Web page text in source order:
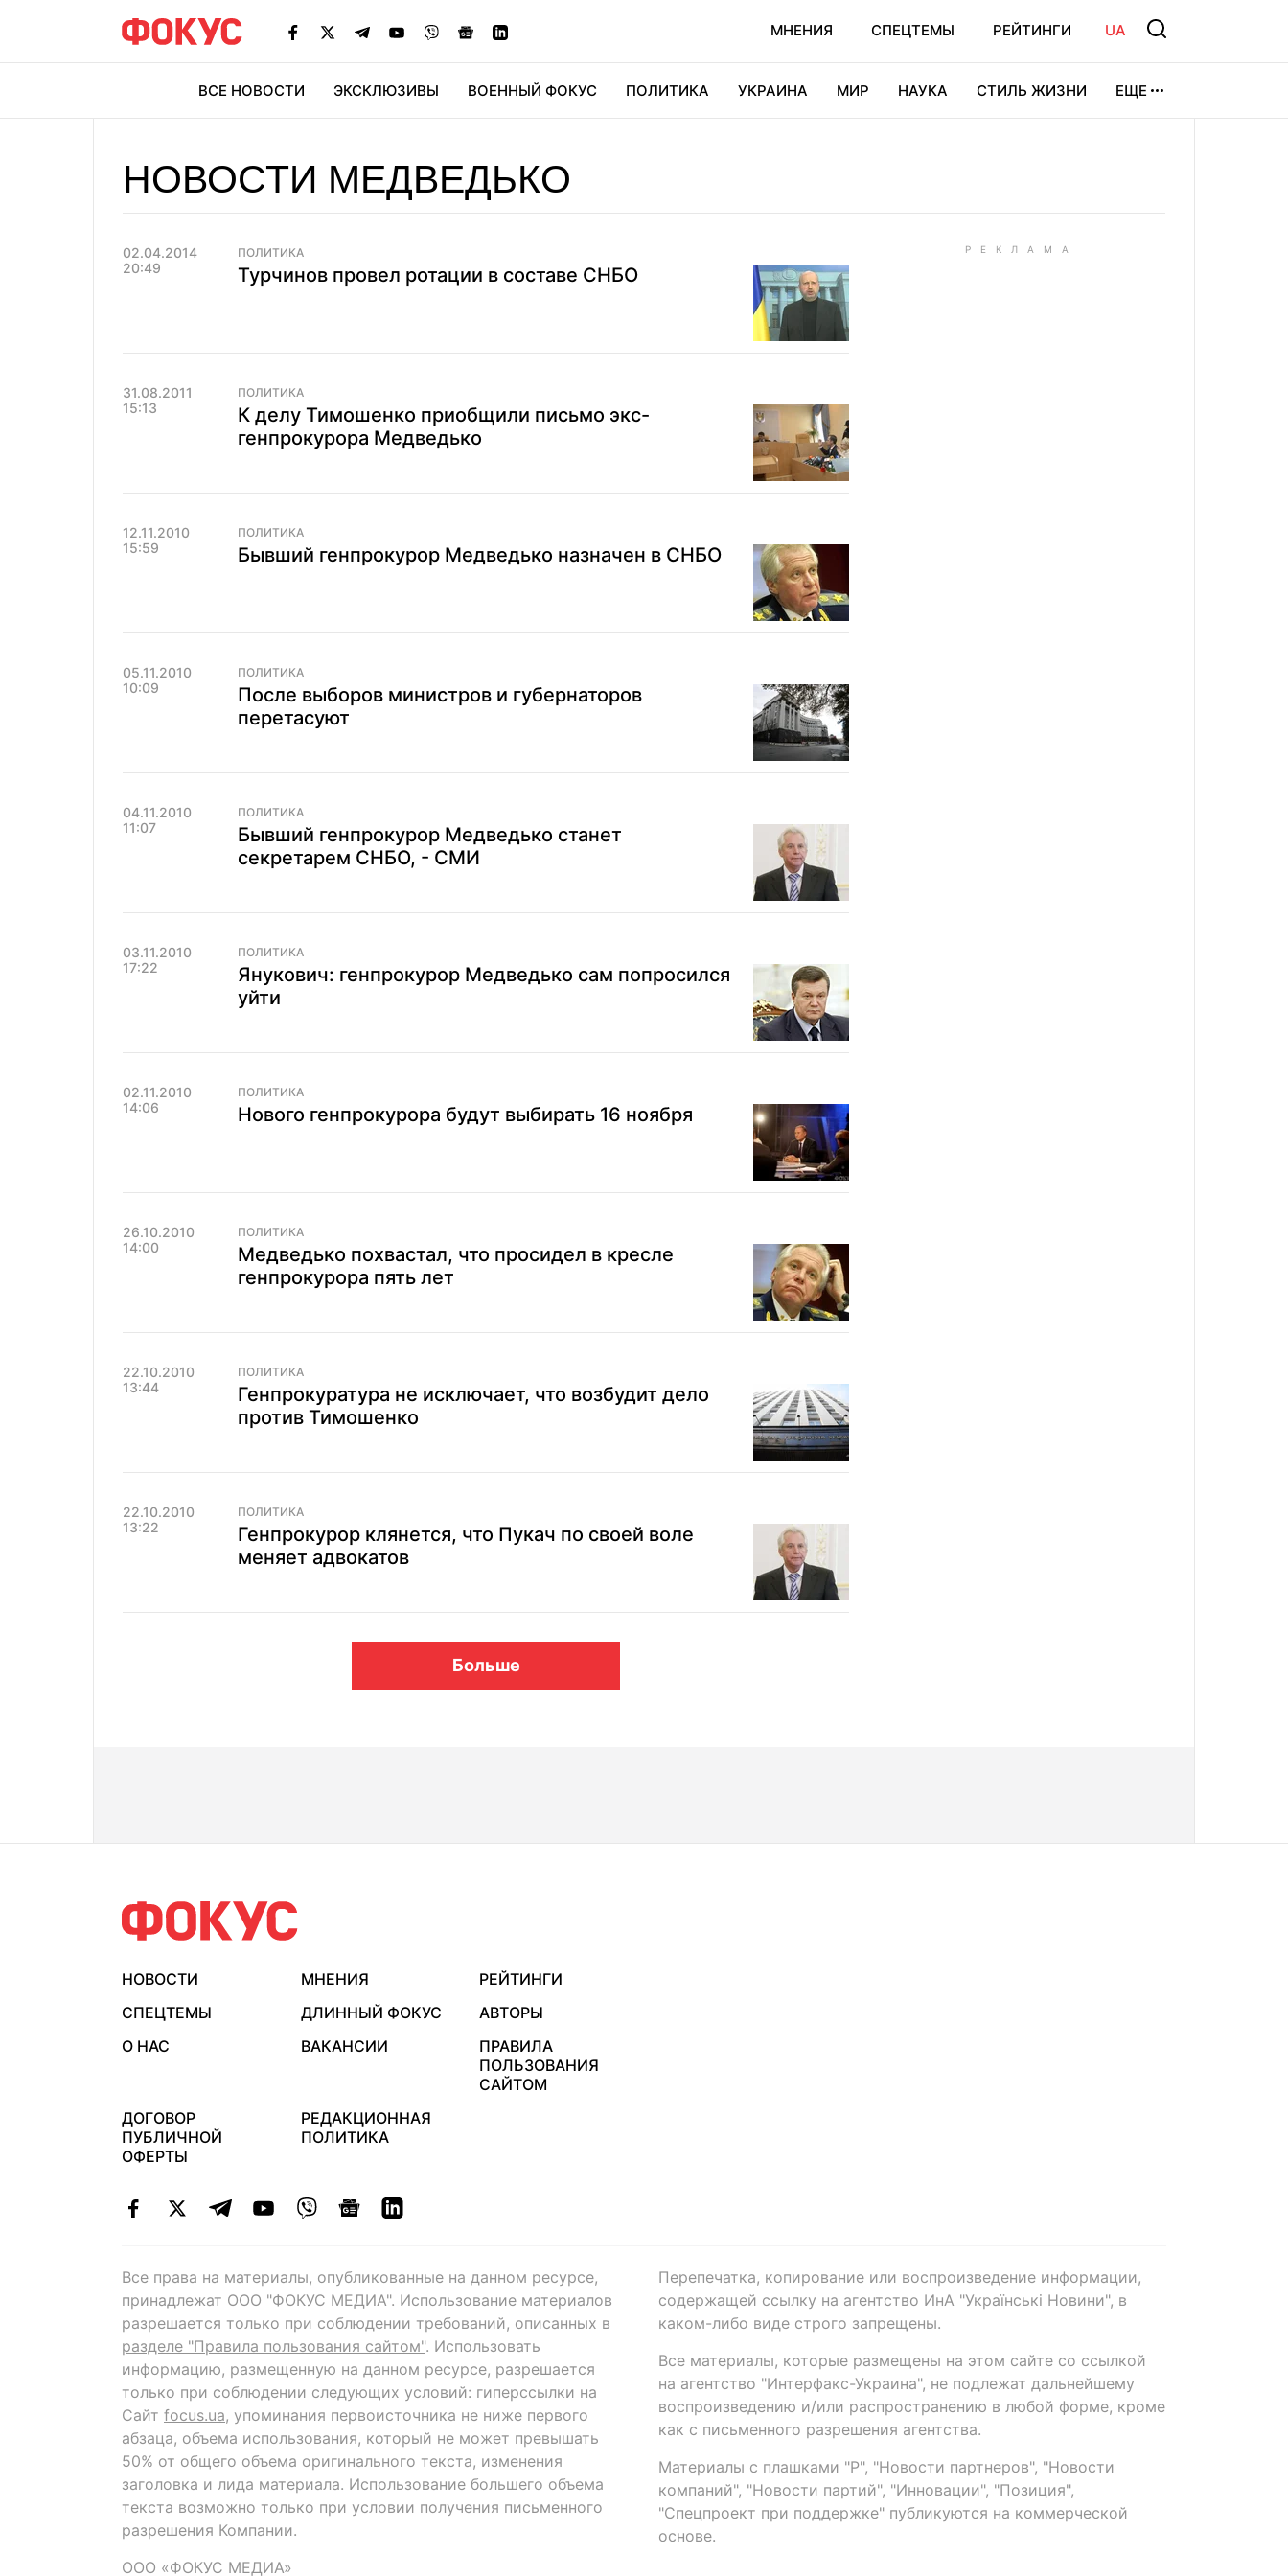
МНЕНИЯ СПЕЦТЕМЫ РЕЙТИНГИ UA
ВСЕ НОВОСТИ ЭКСКЛЮЗИВЫ ВОЕННЫЙ ФОКУС ПОЛИТИКА УКРАИНА МИР НАУКА СТИЛЬ ЖИЗНИ ЕЩЕ
НОВОСТИ МЕДВЕДЬКО
02.04.2014
20:49
ПОЛИТИКА
Турчинов провел ротации в составе СНБО
31.08.2011
15:13
ПОЛИТИКА
К делу Тимошенко приобщили письмо экс-
генпрокурора Медведько
12.11.2010
15:59
ПОЛИТИКА
Бывший генпрокурор Медведько назначен в СНБО
05.11.2010
10:09
ПОЛИТИКА
После выборов министров и губернаторов
перетасуют
04.11.2010
11:07
ПОЛИТИКА
Бывший генпрокурор Медведько станет
секретарем СНБО, - СМИ
03.11.2010
17:22
ПОЛИТИКА
Янукович: генпрокурор Медведько сам попросился
уйти
02.11.2010
14:06
ПОЛИТИКА
Нового генпрокурора будут выбирать 16 ноября
26.10.2010
14:00
ПОЛИТИКА
Медведько похвастал, что просидел в кресле
генпрокурора пять лет
22.10.2010
13:44
ПОЛИТИКА
Генпрокуратура не исключает, что возбудит дело
против Тимошенко
22.10.2010
13:22
ПОЛИТИКА
Генпрокурор клянется, что Пукач по своей воле
меняет адвокатов
Больше
НОВОСТИ МНЕНИЯ
РЕЙТИНГИ
СПЕЦТЕМЫ
ДЛИННЫЙ ФОКУС
АВТОРЫ
О НАС
ВАКАНСИИ
ПРАВИЛА
ПОЛЬЗОВАНИЯ
САЙТОМ
ДОГОВОР
ПУБЛИЧНОЙ
ОФЕРТЫ
РЕДАКЦИОННАЯ
ПОЛИТИКА
Все права на материалы, опубликованные на данном ресурсе,
принадлежат ООО "ФОКУС МЕДИА". Использование материалов
разрешается только при соблюдении требований, описанных в
разделе "Правила пользования сайтом". Использовать
информацию, размещенную на данном ресурсе, разрешается
только при соблюдении следующих условий: гиперссылки на
Сайт focus.ua, упоминания первоисточника не ниже первого
абзаца, объема использования, который не может превышать
50% от общего объема оригинального текста, изменения
заголовка и лида материала. Использование большего объема
текста возможно только при условии получения письменного
разрешения Компании.
ООО «ФОКУС МЕДИА»
Перепечатка, копирование или воспроизведение информации,
содержащей ссылку на агентство ИнА "Українські Новини", в
каком-либо виде строго запрещены.
Все материалы, которые размещены на этом сайте со ссылкой
на агентство "Интерфакс-Украина", не подлежат дальнейшему
воспроизведению и/или распространению в любой форме, кроме
как с письменного разрешения агентства.
Материалы с плашками "Р", "Новости партнеров", "Новости
компаний", "Новости партий", "Инновации", "Позиция",
"Спецпроект при поддержке" публикуются на коммерческой
основе.